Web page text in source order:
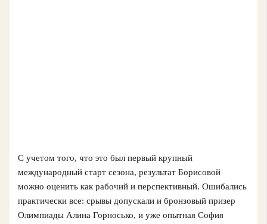
С учетом того, что это был первый крупный
международный старт сезона, результат Борисовой
можно оценить как рабочий и перспективный. Ошибались
практически все: срывы допускали и бронзовый призер
Олимпиады Алина Горносько, и уже опытная София